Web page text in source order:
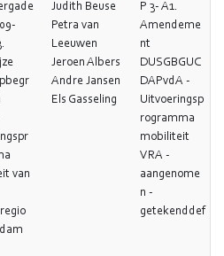
van
Judith Beuse
Petra van
Leeuwen
Jeroen Albers
Andre Jansen
Els Gasseling
P 3- A1.
Amendeme
nt
DUSGBGUC
DAPvdA -
Uitvoeringsp
rogramma
mobiliteit
VRA -
aangenome
n -
getekenddef